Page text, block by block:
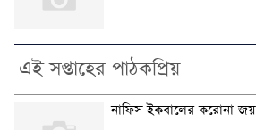
এই সপ্তাহের পাঠকপ্রিয়
নাফিস ইকবালের করোনা জয়